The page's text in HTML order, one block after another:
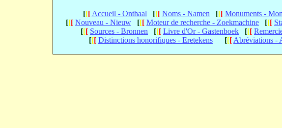
[[[ Accueil - Onthaal [[[ Noms - Namen [[[ Monuments -
[[[ Nouveau - Nieuw [[[ Moteur de recherche - Zoekmachine [[[
[[[ Sources - Bronnen [[[ Livre d'Or - Gastenboek [[[
[[[ Distinctions honorifiques - Eretekens [[[ Abréviations -